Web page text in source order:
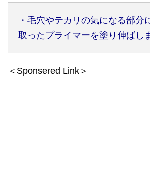
・毛穴やテカリの気になる部分
取ったプライマーを塗り伸ばし
＜Sponsered Link＞